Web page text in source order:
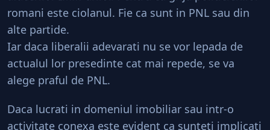
romani este ciolanul. Fie ca sunt in PNL sau din
alte partide.
Iar daca liberalii adevarati nu se vor lepada de
actualul lor presedinte cat mai repede, se va
alege praful de PNL.
Daca lucrati in domeniul imobiliar sau intr-o
activitate conexa este evident ca sunteti implicati